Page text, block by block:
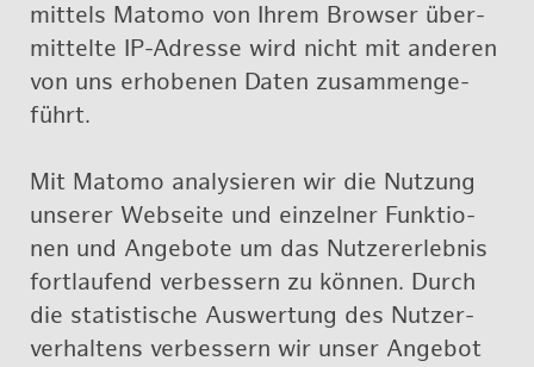
mit­tels Ma­to­mo von Ihrem Brow­ser über­
mit­tel­te IP-Adres­se wird nicht mit an­de­ren
von uns er­ho­be­nen Daten zu­sam­men­ge­
führt.
Mit Ma­to­mo ana­ly­sie­ren wir die Nut­zung
un­se­rer Web­sei­te und ein­zel­ner Funk­tio­
nen und An­ge­bo­te um das Nut­zer­er­leb­nis
fort­lau­fend ver­bes­sern zu kön­nen. Durch
die sta­tis­ti­sche Aus­wer­tung des Nut­zer­
ver­hal­tens ver­bes­sern wir unser An­ge­bot